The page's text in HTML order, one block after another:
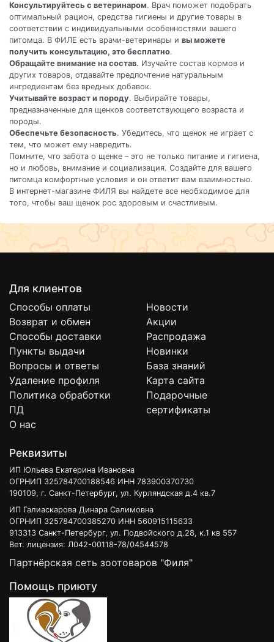
Консультируйтесь с ветеринаром. Врач поможет подобрать
оптимальный рацион, средства гигиены и другие товары в
соответствии с индивидуальными особенностями вашего
питомца. В ФИЛЕ есть врачи-ветеринары и вы можете
получить консультацию, это бесплатно.
Обращайте внимание на состав. Изучайте состав кормов и
других товаров, отдавайте предпочтение натуральным
ингредиентам без вредных добавок.
Учитывайте возраст и породу. Выбирайте товары,
предназначенные для щенков соответствующего возраста и
породы.
Обеспечьте безопасность. Убедитесь, что щенок не играет с
тем, что может ему навредить.
Помните, что забота о щенке – это не только питание и гигиена,
но и любовь, внимание и социализация. Создайте для вашего
питомца комфортные условия и он ответит вам взаимностью.
В интернет-магазине ФИЛЯ вы найдете все необходимое для
того, чтобы ваш щенок рос здоровым и счастливым.
Для клиентов
Способы оплаты
Возврат и обмен
Способы доставки
Пункты выдачи
Вопросы и ответы
Удаление профиля
Политика обработки
ПД
О нас
Новости
Акции
Распродажа
Новинки
База знаний
Карта сайта
Подарочные
сертификаты
Реквизиты
ИП Юльева Екатерина Ивановна
ОГРНИП 325784700188546 ИНН 783900370730
190109, г. Санкт-Петербург, ул. Курляндская д.4 кв.7
ИП Галиаскарова Динара Салимовна
ОГРНИП 325784700385270 ИНН 560915115633
913313 Санкт-Петербург, ул. Подвойского д.28, к.1 кв 557
Вет. лицензия: Л042-00118-78/04544578
Партнёрская сеть зоотоваров "Филя"
Помощь приюту